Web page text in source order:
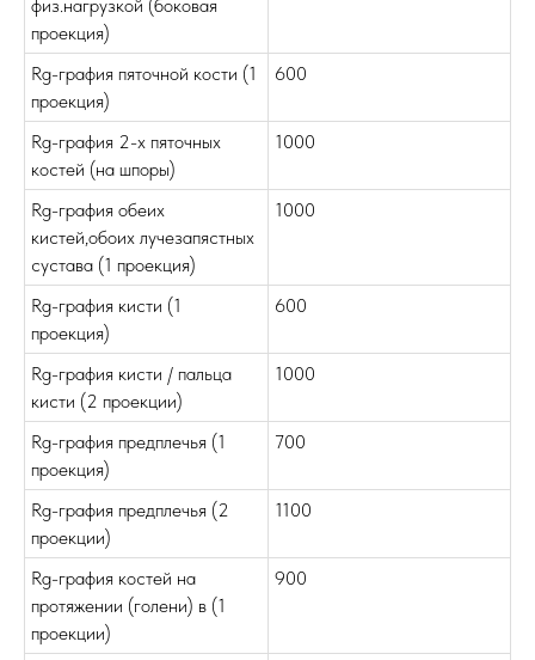
физ.нагрузкой (боковая
проекция)
Rg-графия пяточной кости (1
проекция)
600
Rg-графия 2-х пяточных
костей (на шпоры)
1000
Rg-графия обеих
кистей,обоих лучезапястных
сустава (1 проекция)
1000
Rg-графия кисти (1
проекция)
600
Rg-графия кисти / пальца
кисти (2 проекции)
1000
Rg-графия предплечья (1
проекция)
700
Rg-графия предплечья (2
проекции)
1100
Rg-графия костей на
протяжении (голени) в (1
проекции)
900